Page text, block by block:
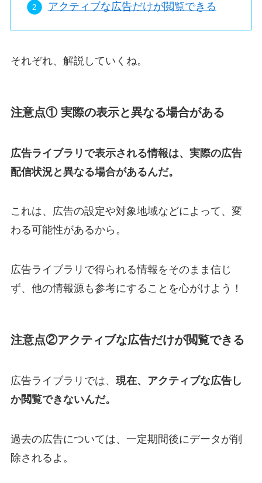
アクティブな広告だけが閲覧できる
それぞれ、解説していくね。
注意点① 実際の表示と異なる場合がある
広告ライブラリで表示される情報は、実際の広告
配信状況と異なる場合があるんだ。
これは、広告の設定や対象地域などによって、変
わる可能性があるから。
広告ライブラリで得られる情報をそのまま信じ
ず、他の情報源も参考にすることを心がけよう！
注意点②アクティブな広告だけが閲覧できる
広告ライブラリでは、 現在、アクティブな広告し
か閲覧できないんだ。
過去の広告については、一定期間後にデータが削
除されるよ。